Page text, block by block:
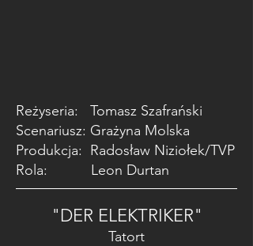
Reżyseria: Tomasz Szafrański
Scenariusz: Grażyna Molska
Produkcja: Radosław Niziołek/TVP
Rola: Leon Durtan
"DER ELEKTRIKER"
Tatort